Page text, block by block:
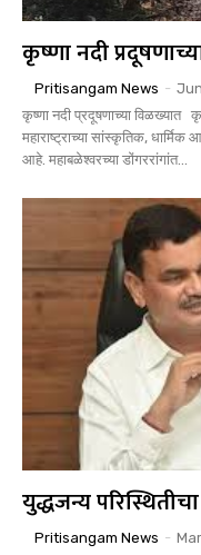
कृष्णा नदी
Pritisangam News -
कृष्णा नदी प्रदूषणाच्या विळख्यात कृष्णाकाठ / अशोक सुतार दि. १७ जून २०२६
महाराष्ट्राच्या सांस्कृतिक,
आहे. महाबळेश्वरच्या डोंगररांगांत...
युद्धजन्य
Pritisangam News -